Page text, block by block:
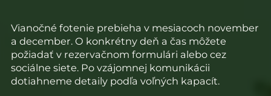
Vianočné fotenie prebieha v mesiacoch november
a december. O konkrétny deň a čas môžete
požiadať v rezervačnom formulári alebo cez
sociálne siete. Po vzájomnej komunikácii
dotiahneme detaily podľa voľných kapacít.